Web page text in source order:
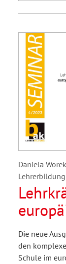
Daniela
Lehrerbildung
Die neue
den
Schule im